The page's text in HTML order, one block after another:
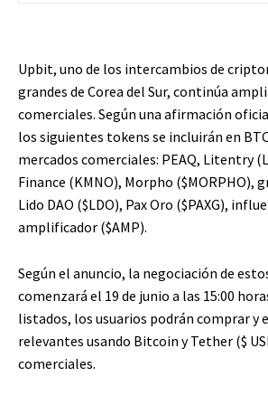
Upbit, uno de los intercambios de
grandes de Corea del Sur, continúa
comerciales. Según una afirmación
los siguientes tokens se incluirán en
mercados comerciales: PEAQ, Litentry
Finance (KMNO), Morpho ($MORPHO),
Lido DAO ($LDO), Pax Oro ($PAXG),
amplificador ($AMP).
Según el anuncio, la negociación de
comenzará el 19 de junio a las 15:00
listados, los usuarios podrán comprar y
relevantes usando Bitcoin y Tether ($
comerciales.